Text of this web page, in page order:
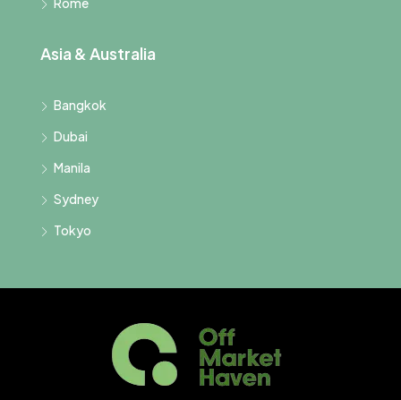
Asia & Australia
Bangkok
Dubai
Manila
Sydney
Tokyo